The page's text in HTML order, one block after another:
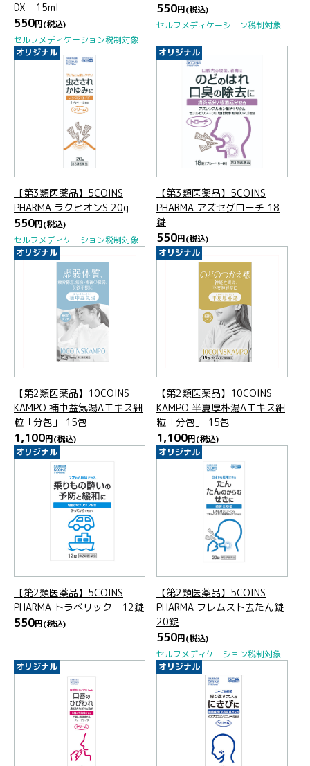
DX 15ml
550円(税込)
セルフメディケーション税制対象
550円(税込)
セルフメディケーション税制対象
オリジナル
【第3類医薬品】5COINS
PHARMA ラクピオンS 20g
550円(税込)
セルフメディケーション税制対象
オリジナル
【第3類医薬品】5COINS
PHARMA アズセグローチ 18
錠
550円(税込)
オリジナル
【第2類医薬品】10COINS
KAMPO 補中益気湯Aエキス細
粒「分包」 15包
1,100円(税込)
オリジナル
【第2類医薬品】10COINS
KAMPO 半夏厚朴湯Aエキス細
粒「分包」 15包
1,100円(税込)
オリジナル
【第2類医薬品】5COINS
PHARMA トラベリック 12錠
550円(税込)
オリジナル
【第2類医薬品】5COINS
PHARMA フレムスト去たん錠
20錠
550円(税込)
セルフメディケーション税制対象
オリジナル
オリジナル